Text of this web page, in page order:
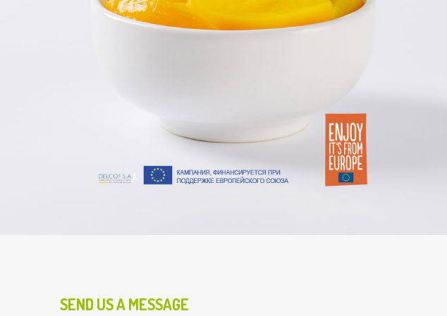
SEND US A MESSAGE